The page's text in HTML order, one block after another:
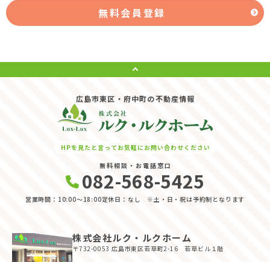
無料会員登録
広島市東区・府中町の不動産情報
HPを見たと言ってお気軽にお問い合わせください
無料相談・お電話窓口
082-568-5425
営業時間：10:00〜18:00定休日：なし ※土・日・祝は予約制となります
株式会社ルク・ルクホーム
〒732-0053 広島市東区若草町2-16 若草ビル１階